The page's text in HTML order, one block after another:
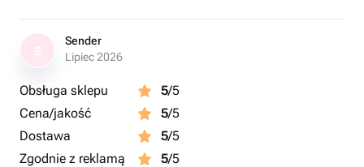
Sender
Lipiec 2026
Obsługa sklepu 5/5
Cena/jakość
5/5
Dostawa
5/5
Zgodnie z reklamą
5/5